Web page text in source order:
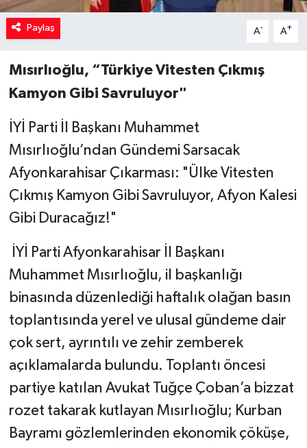
Paylaş A- A+
Mısırlıoğlu, “Türkiye Vitesten Çıkmış
Kamyon Gibi Savruluyor"
​İYİ Parti İl Başkanı Muhammet
Mısırlıoğlu’ndan Gündemi Sarsacak
Afyonkarahisar Çıkarması: "Ülke Vitesten
Çıkmış Kamyon Gibi Savruluyor, Afyon Kalesi
Gibi Duracağız!"
​ İYİ Parti Afyonkarahisar İl Başkanı
Muhammet Mısırlıoğlu, il başkanlığı
binasında düzenlediği haftalık olağan basın
toplantısında yerel ve ulusal gündeme dair
çok sert, ayrıntılı ve zehir zemberek
açıklamalarda bulundu. Toplantı öncesi
partiye katılan Avukat Tuğçe Çoban’a bizzat
rozet takarak kutlayan Mısırlıoğlu; Kurban
Bayramı gözlemlerinden ekonomik çöküşe,